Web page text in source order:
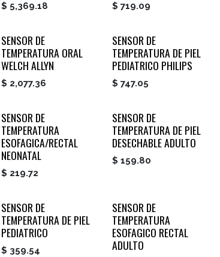
$ 5,369.18 $719.09
SENSOR DE
TEMPERATURA ORAL
WELCH ALLYN
$ 2,077.36
SENSOR DE
TEMPERATURA DE PIEL
PEDIATRICO PHILIPS
$747.05
SENSOR DE
TEMPERATURA
ESOFAGICA/RECTAL
NEONATAL
$ 219.72
SENSOR DE
TEMPERATURA DE PIEL
DESECHABLE ADULTO
$159.80
SENSOR DE
TEMPERATURA DE PIEL
PEDIATRICO
$ 359.54
SENSOR DE
TEMPERATURA
ESOFAGICO RECTAL
ADULTO